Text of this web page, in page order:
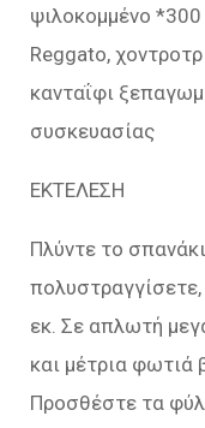
ψιλοκομμένο
Reggato,
κανταΐφι
συσκευασίας
ΕΚΤΕΛΕΣΗ
Πλύντε το
εκ. Σε απλωτή
και μέτρια φωτιά
Προσθέστε τα